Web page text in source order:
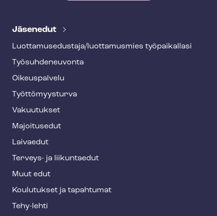
e
f
o
o
t
e
Jäsenedut
Luot­ta­muse­dus­ta­ja/luottamusmies työpaikallasi
Työ­suh­de­neu­von­ta
Oikeuspalvelu
Työt­tö­myys­tur­va
Vakuutukset
Majoitusedut
Laivaedut
Terveys- ja liikuntaedut
Muut edut
Koulutukset ja tapahtumat
Tehy-lehti